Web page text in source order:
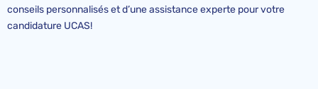
conseils personnalisés et d’une assistance experte pour votre
candidature UCAS!